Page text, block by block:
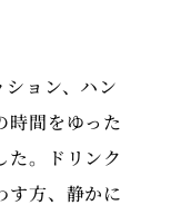
ョン、ハン
時間をゆった
た。ドリンク
す方、静かに